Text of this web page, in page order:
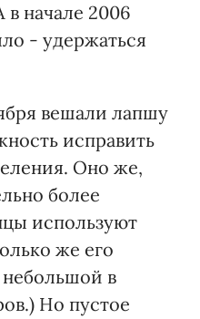
в начале 2006
- удержаться
вешали лапшу
исправить
Оно же,
более
используют
же его
небольшой в
Но пустое